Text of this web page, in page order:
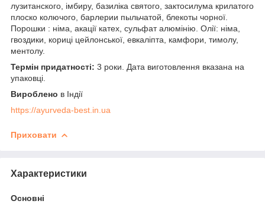
лузитанского, імбиру, базиліка святого, зактосилума крилатого
плоско колючого, барлерии пыльчатой, блекоты чорної.
Порошки : німа, акації катех, сульфат алюмінію. Олії: німа,
гвоздики, кориці цейлонської, евкаліпта, камфори, тимолу,
ментолу.
Термін придатності: 3 роки. Дата виготовлення вказана на
упаковці.
Вироблено в Індії
https://ayurveda-best.in.ua
Приховати
Характеристики
Основні